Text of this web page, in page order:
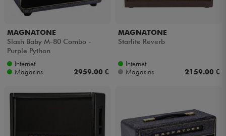
Eveil Musical
Câbles & Access.
Packs
MAGNATONE
Slash Baby M-80 Combo -
Purple Python
Internet
Magasins
2959.00 €
MAGNATONE
Starlite Reverb
Internet
Magasins
2159.00 €